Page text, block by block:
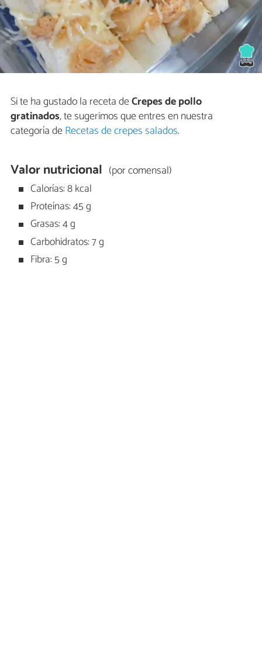
Si te ha gustado la receta deCrepes de pollo
gratinados, te sugerimos que entres en nuestra
categoría deRecetas de crepes salados.
Valor nutricional (por comensal)
Calorías: 8 kcal
Proteínas: 45 g
Grasas: 4 g
Carbohidratos: 7 g
Fibra: 5 g